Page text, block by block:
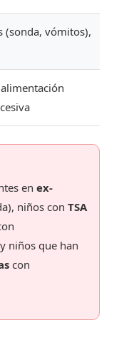
(sonda, vómitos),
en ex-
niños con TSA
niños que han
con